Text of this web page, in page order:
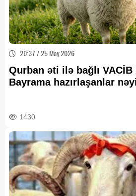
20:37 / 25 May 2026
Qurban əti ilə bağlı
Bayrama hazırlaşanlar
1430